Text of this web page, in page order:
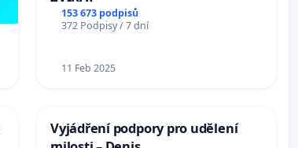
153 673 podpisů
372 Podpisy / 7 dní
11 Feb 2025
Vyjádření podpory pro udělení